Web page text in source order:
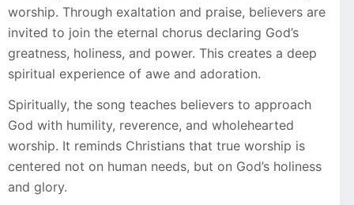
worship. Through exaltation and praise, believers are
invited to join the eternal chorus declaring God’s
greatness, holiness, and power. This creates a deep
spiritual experience of awe and adoration.
Spiritually, the song teaches believers to approach
God with humility, reverence, and wholehearted
worship. It reminds Christians that true worship is
centered not on human needs, but on God’s holiness
and glory.